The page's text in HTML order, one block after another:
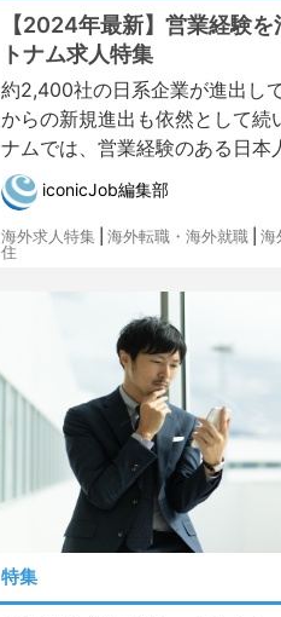
【2024年最新】営業経験
トナム求人特集
約2,400社の日系企業が進出し
からの新規進出も依然として続
ナムでは、営業経験のある日本
iconicJob編集部
海外求人特集 海外転職・海外就職
海
住
特集